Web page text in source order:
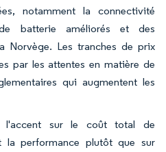
notamment la connectivité
batterie améliorés et des
Norvège. Les tranches de prix
par les attentes en matière de
qui augmentent les
l'accent sur le coût total de
la performance plutôt que sur